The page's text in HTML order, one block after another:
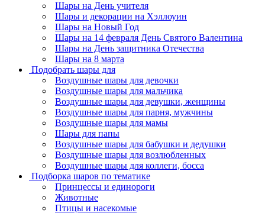
Шары на День учителя
Шары и декорации на Хэллоуин
Шары на Новый Год
Шары на 14 февраля День Святого Валентина
Шары на День защитника Отечества
Шары на 8 марта
Подобрать шары для
Воздушные шары для девочки
Воздушные шары для мальчика
Воздушные шары для девушки, женщины
Воздушные шары для парня, мужчины
Воздушные шары для мамы
Шары для папы
Воздушные шары для бабушки и дедушки
Воздушные шары для возлюбленных
Воздушные шары для коллеги, босса
Подборка шаров по тематике
Принцессы и единороги
Животные
Птицы и насекомые